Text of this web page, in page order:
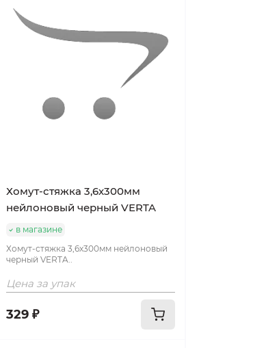
Хомут-стяжка 3,6х300мм
нейлоновый черный VERTA
в магазине
Хомут-стяжка 3,6х300мм нейлоновый
черный VERTA..
Цена за упак
329 ₽